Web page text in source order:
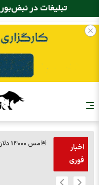
اخبار
فوری
🚨مس 14000 دلاری شد!